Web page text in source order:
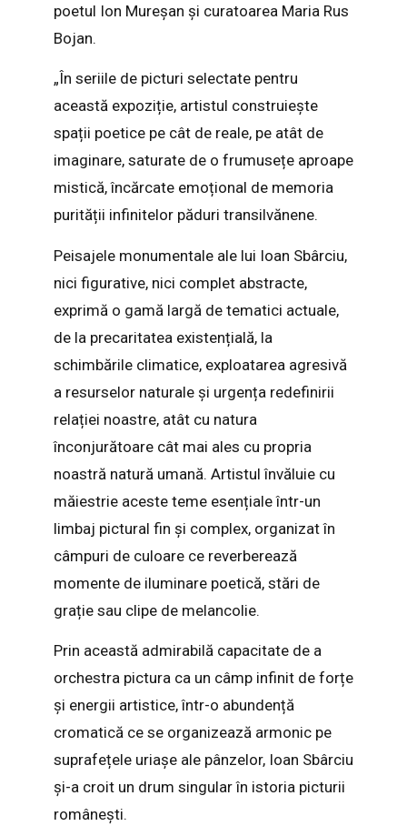
poetul Ion Mureșan și curatoarea Maria Rus
Bojan.
„În seriile de picturi selectate pentru
această expoziție, artistul construiește
spații poetice pe cât de reale, pe atât de
imaginare, saturate de o frumusețe aproape
mistică, încărcate emoțional de memoria
purității infinitelor păduri transilvănene.
Peisajele monumentale ale lui Ioan Sbârciu,
nici figurative, nici complet abstracte,
exprimă o gamă largă de tematici actuale,
de la precaritatea existențială, la
schimbările climatice, exploatarea agresivă
a resurselor naturale și urgența redefinirii
relației noastre, atât cu natura
înconjurătoare cât mai ales cu propria
noastră natură umană. Artistul învăluie cu
măiestrie aceste teme esențiale într-un
limbaj pictural fin și complex, organizat în
câmpuri de culoare ce reverberează
momente de iluminare poetică, stări de
grație sau clipe de melancolie.
Prin această admirabilă capacitate de a
orchestra pictura ca un câmp infinit de forțe
și energii artistice, într-o abundență
cromatică ce se organizează armonic pe
suprafețele uriașe ale pânzelor, Ioan Sbârciu
și-a croit un drum singular în istoria picturii
românești.